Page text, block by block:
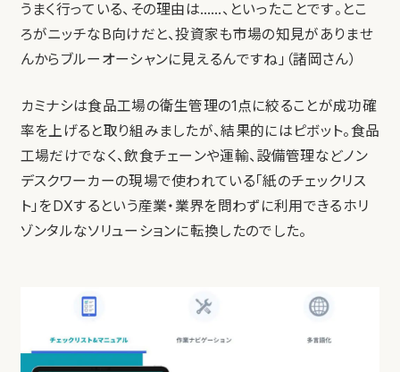
うまく行っている、その理由は……、といったことです。とこ
ろがニッチなB向けだと、投資家も市場の知見がありませ
んからブルーオーシャンに見えるんですね」（諸岡さん）
カミナシは食品工場の衛生管理の1点に絞ることが成功確
率を上げると取り組みましたが、結果的にはピボット。食品
工場だけでなく、飲食チェーンや運輸、設備管理などノン
デスクワーカーの現場で使われている「紙のチェックリス
ト」をDXするという産業・業界を問わずに利用できるホリ
ゾンタルなソリューションに転換したのでした。